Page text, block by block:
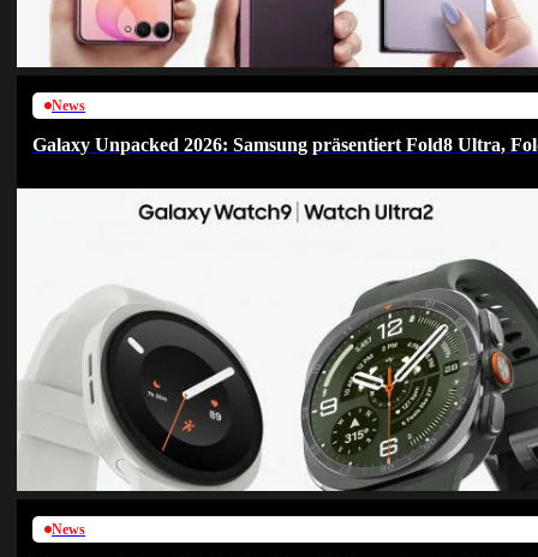
News
Galaxy Unpacked 2026: Samsung präsentiert Fold8 Ultra,
News